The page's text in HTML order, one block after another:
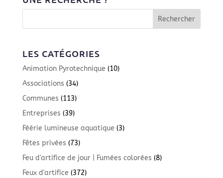
LES CATÉGORIES
Animation Pyrotechnique (10)
Associations (34)
Communes (113)
Entreprises (39)
Féérie lumineuse aquatique (3)
Fêtes privées (73)
Feu d'artifice de jour | Fumées colorées (8)
Feux d'artifice (372)